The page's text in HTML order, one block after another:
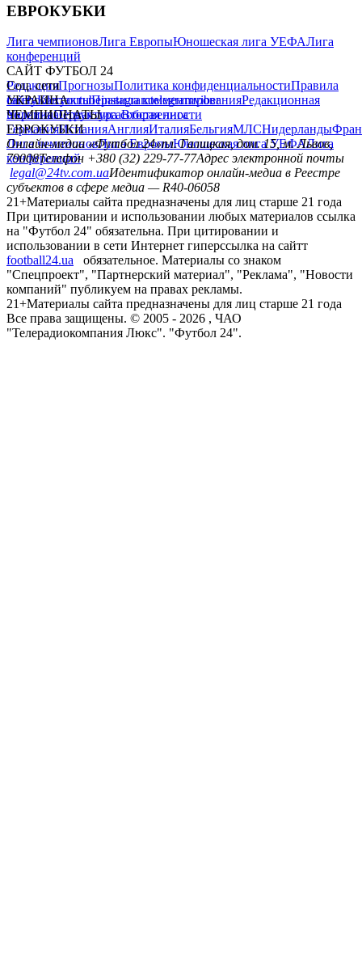
ЕВРОКУБКИ
Лига чемпионовЛига ЕвропыЮношеская лига УЕФАЛига
конференций
САЙТ ФУТБОЛ 24
РедакцияПрогнозыПолитика конфиденциальностиПравила
сайтуКонтактыПравила комментированияРедакционная
политикаСтруктура собственности
Соц. сети
facebookxyoutubeinstagramtelegramviber
УКРАИНА
УкраинаПервая лигаВторая лига
ЧЕМПИОНАТЫ
ГерманияИспанияАнглияИталияБельгияМЛСНидерланды
ЕВРОКУБКИ
Лига чемпионовЛига ЕвропыЮношеская лига УЕФАЛига
конференций
Онлайн-медиа «Футбол 24»пл. Галицкая, дом. 15, м. Львов,
79008Телефон +380 (32) 229-77-77Адрес электронной почты
legal@24tv.com.uaИдентификатор онлайн-медиа в Реестре
субъектов в сфере медиа — R40-06058
21+Материалы сайта предназначены для лиц старше 21 года
При цитировании и использовании любых материалов ссылка
на "Футбол 24" обязательна. При цитировании и
использовании в сети Интернет гиперссылка на сайтт
football24.ua
обязательное. Материалы со знаком
"Спецпроект", "Партнерский материал", "Реклама", "Новости
компаний" публикуем на правах рекламы.
21+Материалы сайта предназначены для лиц старше 21 года
Все права защищены. © 2005 - 2026 , ЧАО
"Телерадиокомпания Люкс". "Футбол 24".